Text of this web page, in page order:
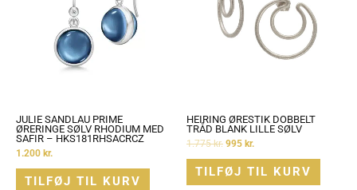
JULIE SANDLAU PRIME
ØRERINGE SØLV RHODIUM MED
SAFIR – HKS181RHSACRCZ
1.200 kr.
TILFØJ TIL KURV
HEIRING ØRESTIK DOBBELT
TRÅD BLANK LILLE SØLV
1.775kr. 995 kr.
TILFØJ TIL KURV